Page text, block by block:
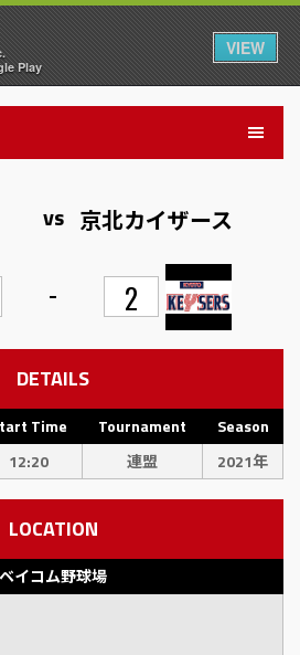
vs 京北カイザース
- 2
DETAILS
Time Tournament
Season
12:20 連盟 2021年
LOCATION
ベイコム野球場
Play
VIEW